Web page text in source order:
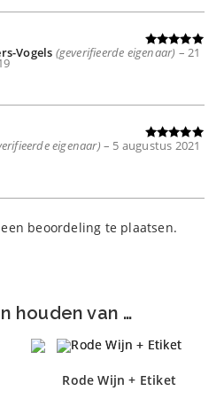
Gewaardeer
Vogels (geverifieerde eigenaar) – 21
Gewaardeer
eigenaar) – 5 augustus 2021
beoordeling te plaatsen.
houden van …
Rode Wijn + Etiket